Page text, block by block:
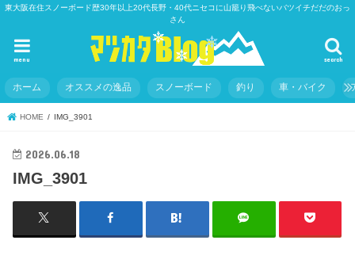
東大阪在住スノーボード歴30年以上20代長野・40代ニセコに山籠り飛べないバツイチだだのおっ
さん
search
menu
ホーム オススメの逸品 スノーボード 釣り 車・バイク
HOME IMG_3901
2026.06.18
IMG_3901